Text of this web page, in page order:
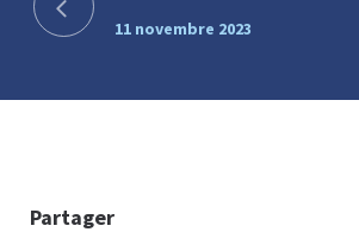
11 novembre 2023
Partager